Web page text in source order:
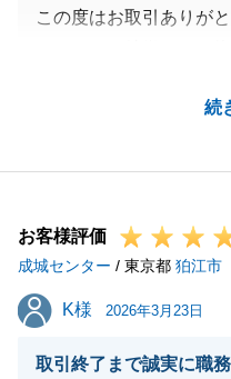
続
この度はお取引ありが
また、ご縁がありまし
今後ともよろしくお願
お客様評価
成城センター / 東京都 狛江市
K様
K様 2026年3月23日
取引終了まで誠実に職